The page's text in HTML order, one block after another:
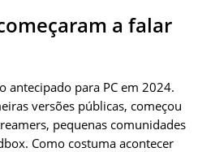
a falar
antecipado para PC em 2024.
versões públicas, começou
pequenas comunidades
Como costuma acontecer